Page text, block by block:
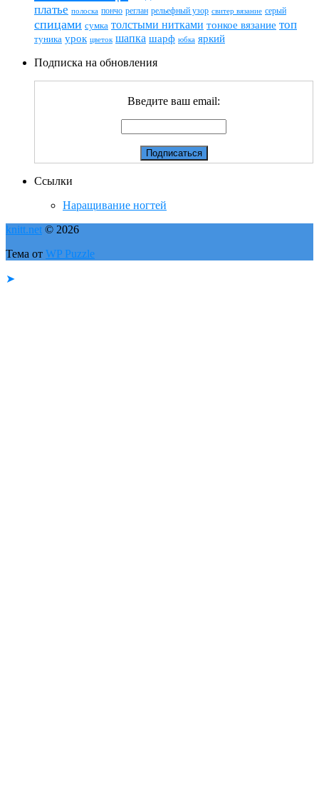
платье полоска пончо реглан рельефный узор свитер вязание серый
спицами сумка толстыми нитками тонкое вязание топ
туника урок цветок шапка шарф юбка яркий
Подписка на обновления
Введите ваш email:
Ссылки
Наращивание ногтей
knitt.net © 2026
Тема от WP Puzzle
➤